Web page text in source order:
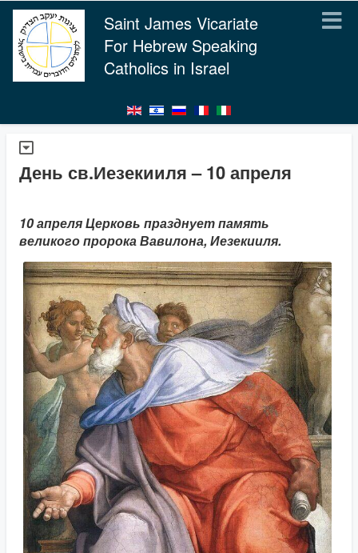
Saint James Vicariate
For Hebrew Speaking
Catholics in Israel
День св.Иезекииля – 10 апреля
10 апреля Церковь празднует память
великого пророка Вавилона, Иезекииля.